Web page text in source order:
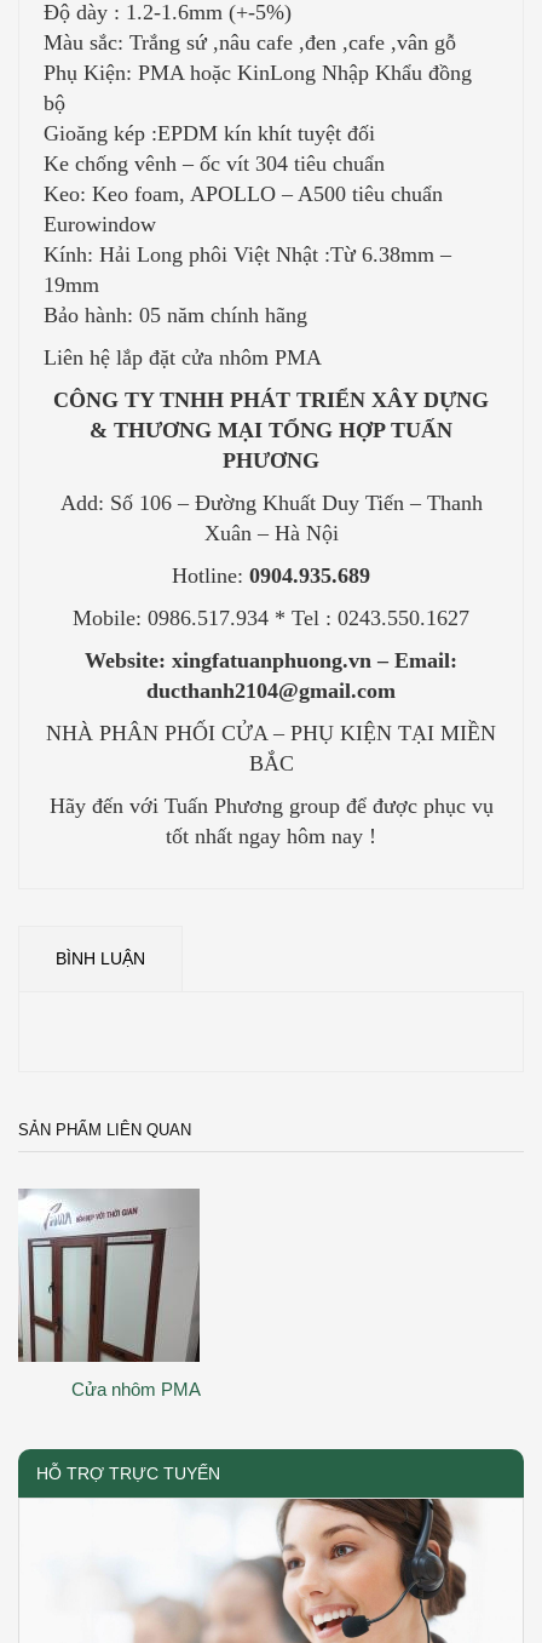
Độ dày : 1.2-1.6mm (+-5%)
Màu sắc: Trắng sứ ,nâu cafe ,đen ,cafe ,vân gỗ
Phụ Kiện: PMA hoặc KinLong Nhập Khẩu đồng
bộ
Gioăng kép :EPDM kín khít tuyệt đối
Ke chống vênh – ốc vít 304 tiêu chuẩn
Keo: Keo foam, APOLLO – A500 tiêu chuẩn
Eurowindow
Kính: Hải Long phôi Việt Nhật :Từ 6.38mm –
19mm
Bảo hành: 05 năm chính hãng
Liên hệ lắp đặt cửa nhôm PMA
CÔNG TY TNHH PHÁT TRIỂN XÂY DỰNG
& THƯƠNG MẠI TỔNG HỢP TUẤN
PHƯƠNG
Add: Số 106 – Đường Khuất Duy Tiến – Thanh
Xuân – Hà Nội
Hotline: 0904.935.689
Mobile: 0986.517.934 * Tel : 0243.550.1627
Website: xingfatuanphuong.vn – Email:
ducthanh2104@gmail.com
NHÀ PHÂN PHỐI CỬA – PHỤ KIỆN TẠI MIỀN
BẮC
Hãy đến với Tuấn Phương group để được phục vụ
tốt nhất ngay hôm nay !
BÌNH LUẬN
SẢN PHẨM LIÊN QUAN
Cửa nhôm PMA
HỖ TRỢ TRỰC TUYẾN